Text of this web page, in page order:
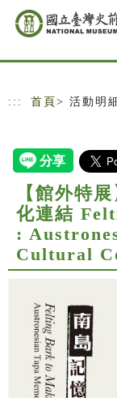
跳到主要內容
網站導覽
::: 首頁 > 活動明細
【館外特
化連結
:
Cultural